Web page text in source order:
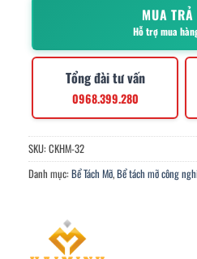
MUA TRẢ
Hỗ trợ mua
Tổng đài tư vấn
0968.399.280
SKU: CKHM-32
Danh mục: Bể Tách Mỡ,Bể tách mỡ công